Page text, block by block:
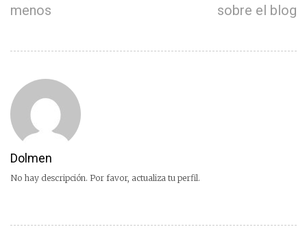
menos
sobre el blog
Dolmen
No hay descripción. Por favor, actualiza tu perfil.